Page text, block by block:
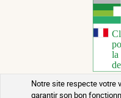
Notre site respecte votre
garantir son bon